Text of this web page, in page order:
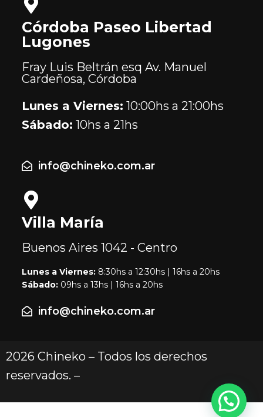
Córdoba Paseo Libertad
Lugones
Fray Luis Beltrán esq Av. Manuel
Cardeñosa, Córdoba
Lunes a Viernes: 10:00hs a 21:00hs
Sábado: 10hs a 21hs
info@chineko.com.ar
Villa María
Buenos Aires1042 - Centro
Lunes a Viernes: 8:30hs a 12:30hs | 16hs a 20hs
Sábado: 09hs a 13hs | 16hs a 20hs
info@chineko.com.ar
2026 Chineko – Todos los derechos
reservados. –